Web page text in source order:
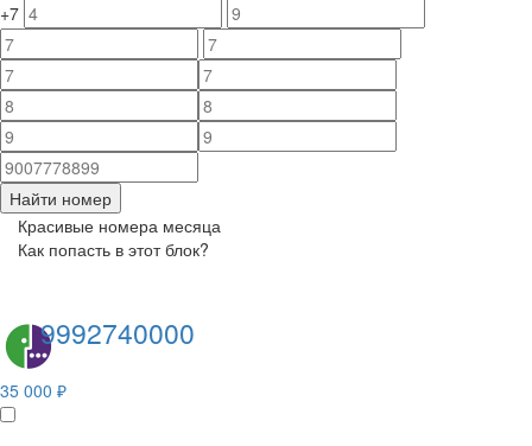
+7
Найти номер
Красивые номера месяца
Как попасть в этот блок?
9992740000
35 000 ₽